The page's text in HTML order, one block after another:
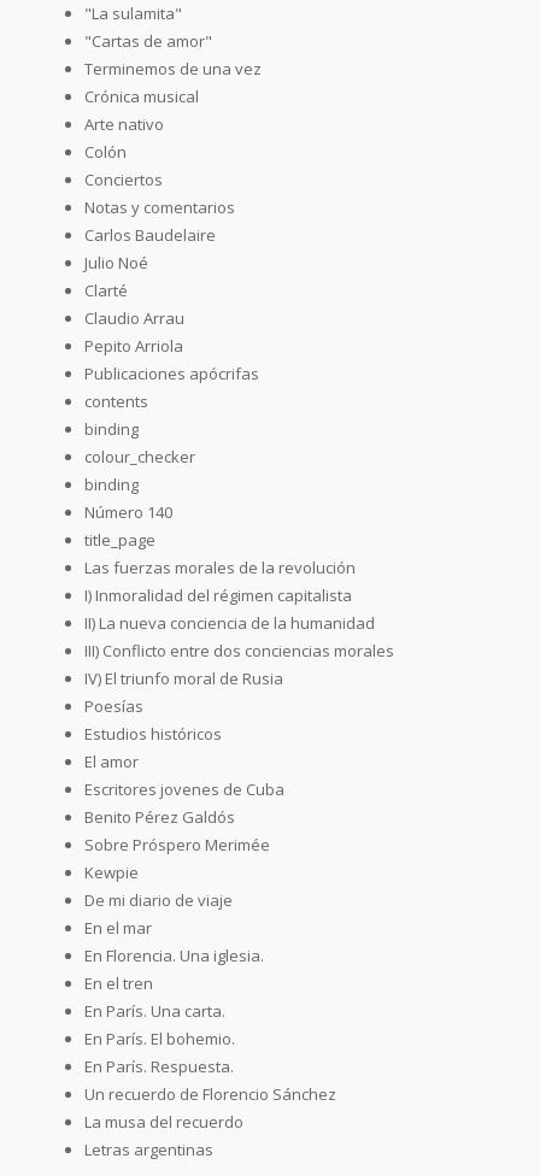
"La sulamita"
"Cartas de amor"
Terminemos de una vez
Crónica musical
Arte nativo
Colón
Conciertos
Notas y comentarios
Carlos Baudelaire
Julio Noé
Clarté
Claudio Arrau
Pepito Arriola
Publicaciones apócrifas
contents
binding
colour_checker
binding
Número 140
title_page
Las fuerzas morales de la revolución
I) Inmoralidad del régimen capitalista
II) La nueva conciencia de la humanidad
III) Conflicto entre dos conciencias morales
IV) El triunfo moral de Rusia
Poesías
Estudios históricos
El amor
Escritores jovenes de Cuba
Benito Pérez Galdós
Sobre Próspero Merimée
Kewpie
De mi diario de viaje
En el mar
En Florencia. Una iglesia.
En el tren
En París. Una carta.
En París. El bohemio.
En París. Respuesta.
Un recuerdo de Florencio Sánchez
La musa del recuerdo
Letras argentinas